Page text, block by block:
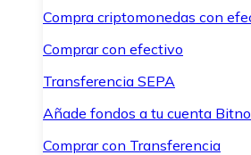
Compra criptomonedas con
Comprar con efectivo
Transferencia SEPA
Añade fondos a tu cuenta
Comprar con Transferencia